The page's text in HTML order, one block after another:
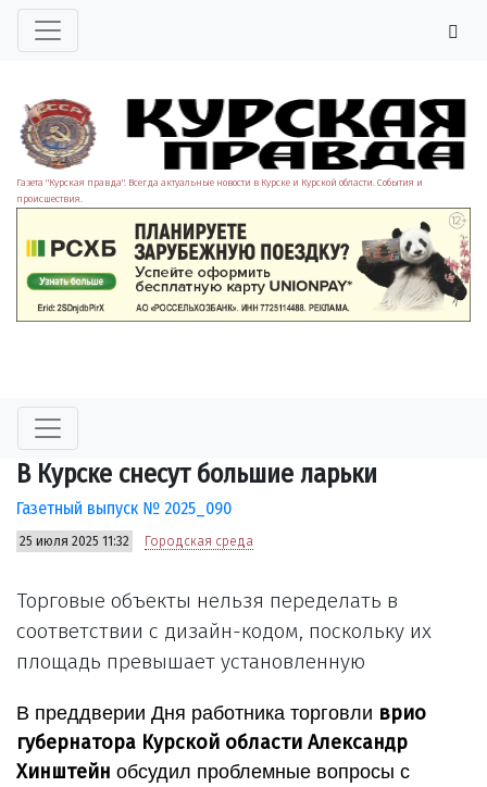
Газета "Курская правда". Всегда актуальные новости в Курске и Курской области. События и
происшествия.
В Курске снесут большие ларьки
Газетный выпуск № 2025_090
25 июля 2025 11:32 Городская среда
Торговые объекты нельзя переделать в
соответствии с дизайн-кодом, поскольку их
площадь превышает установленную
В преддверии Дня работника торговли врио
губернатора Курской области Александр
Хинштейн обсудил проблемные вопросы с